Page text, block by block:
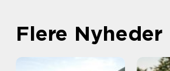
Flere Nyheder